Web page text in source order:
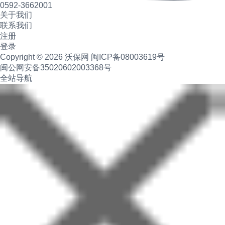
0592-3662001
关于我们
联系我们
注册
登录
Copyright © 2026 沃保网 闽ICP备08003619号
闽公网安备35020602003368号
全站导航